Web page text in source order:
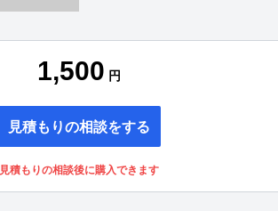
1,500 円
見積もりの相談をする
見積もりの相談後に購入できます